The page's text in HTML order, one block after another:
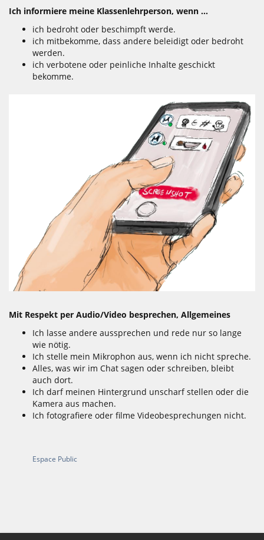
Ich informiere meine Klassenlehrperson, wenn ...
ich bedroht oder beschimpft werde.
ich mitbekomme, dass andere beleidigt oder bedroht
werden.
ich verbotene oder peinliche Inhalte geschickt
bekomme.
Mit Respekt per Audio/Video besprechen, Allgemeines
Ich lasse andere aussprechen und rede nur so lange
wie nötig.
Ich stelle mein Mikrophon aus, wenn ich nicht spreche.
Alles, was wir im Chat sagen oder schreiben, bleibt
auch dort.
Ich darf meinen Hintergrund unscharf stellen oder die
Kamera aus machen.
Ich fotografiere oder filme Videobesprechungen nicht.
Espace Public